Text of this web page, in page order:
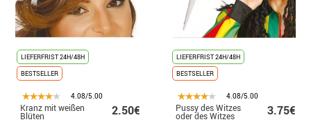
LIEFERFRIST 24H/48H
BESTSELLER
4.08/5.00
Kranz mit weißen
Blüten 2.50€
LIEFERFRIST 24H/48H
BESTSELLER
4.08/5.00
Pussy des Witzes
oder des Witzes 3.75€